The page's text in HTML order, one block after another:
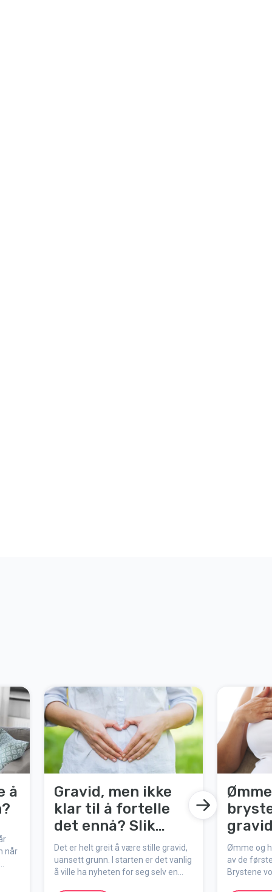
å
når
Gravid, men ikke
klar til å fortelle
det ennå? Slik
holder du det
hemmelig litt til
Det er helt greit å være stille gravid,
uansett grunn. I starten er det vanlig
å ville ha nyheten for seg selv en
Ømme og
av de
Brystene